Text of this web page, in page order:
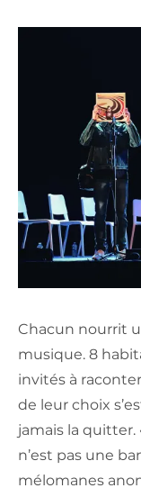
Chacun nourrit
musique. 8
invités à
de leur choix
jamais la quitter.
n’est pas une
mélomanes